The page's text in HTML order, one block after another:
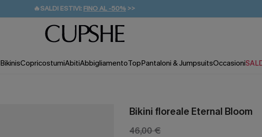
🔥SALDI ESTIVI: FINO AL -50% >>
🚚SPEDIZIONE GRATUITA DA 49€
💌REGALO PER I NUOVI: 20% DI SCONTO*
BikinisCopricostumiAbitiAbbigliamentoTopPantaloni & JumpsuitsOccasioni
Bikini floreale Eternal Bloom
46,00 €